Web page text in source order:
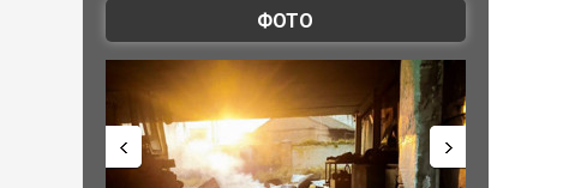
ФОТО